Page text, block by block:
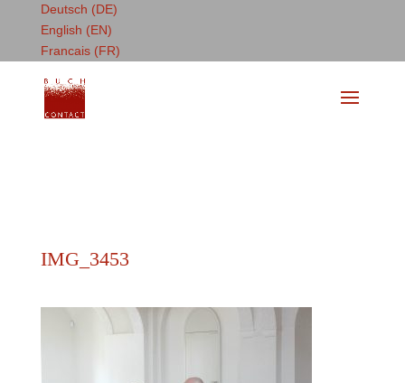
Deutsch (DE)
English (EN)
Francais (FR)
IMG_3453